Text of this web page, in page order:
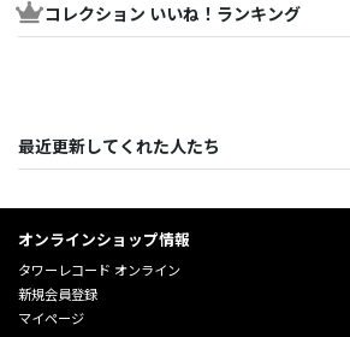
コレクション いいね！ランキング
最近更新してくれた人たち
オンラインショップ情報
タワーレコード オンライン
新規会員登録
マイページ